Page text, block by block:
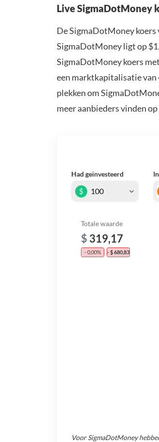
Live SigmaDotMoney
De SigmaDotMoney koers
SigmaDotMoney ligt op
SigmaDotMoney koers met
een marktkapitalisatie van
plekken om
meer aanbieders vinden
Had geïnvesteerd In
$
Totale waarde
$ 319,17
- 0,00% - $ 680,83
VoorSigmaDotMoney